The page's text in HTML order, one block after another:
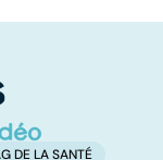
DE LA SANTÉ